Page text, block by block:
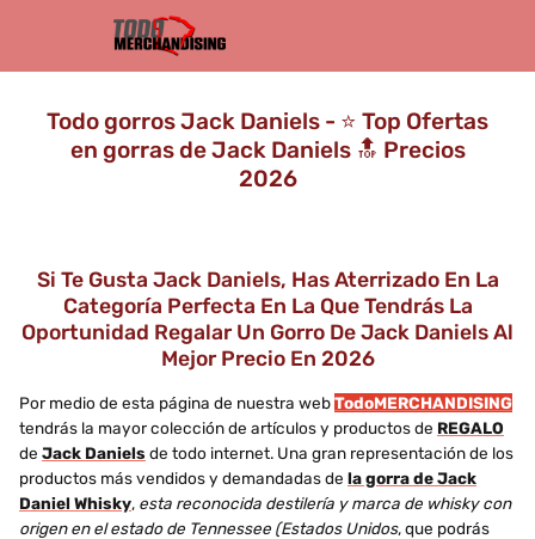
Todo gorros Jack Daniels - ⭐️ Top Ofertas
en gorras de Jack Daniels 🔝 Precios
2026
Si Te Gusta Jack Daniels, Has Aterrizado En La
Categoría Perfecta En La Que Tendrás La
Oportunidad Regalar Un Gorro De Jack Daniels Al
Mejor Precio En 2026
Por medio de esta página de nuestra webTodoMERCHANDISING
tendrás la mayor colección de artículos y productos de REGALO
de Jack Daniels de todo internet. Una gran representación de los
productos más vendidos y demandadas de la gorra de Jack
Daniel Whisky, esta reconocida destilería y marca de whisky con
origen en el estado de Tennessee (Estados Unidos, que podrás